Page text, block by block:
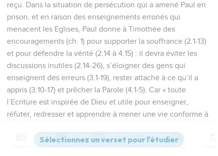
reçu. Dans la situation de persécution qui a amené Paul en
prison, et en raison des enseignements erronés qui
menacent les Eglises, Paul donne à Timothée des
encouragements (ch. 1) pour supporter la souffrance (2.1-13)
et pour défendre la vérité (2.14 à 4.15) : il devra éviter les
discussions inutiles (2.14-26), s’éloigner des gens qui
enseignent des erreurs (3.1-19), rester attaché à ce qu’il a
appris (3.10-17) et prêcher la Parole (4.1-5). Car « toute
l’Ecriture est inspirée de Dieu et utile pour enseigner,
réfuter, redresser et apprendre à mener une vie conforme à
La Bible Du Semeur Copyright © 1992, 1999 by Biblica, Inc.® Used by
Versions Commentaires Strong